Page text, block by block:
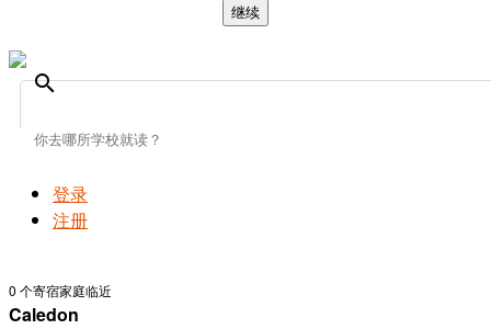
继续
search
登录
注册
0 个寄宿家庭临近
Caledon